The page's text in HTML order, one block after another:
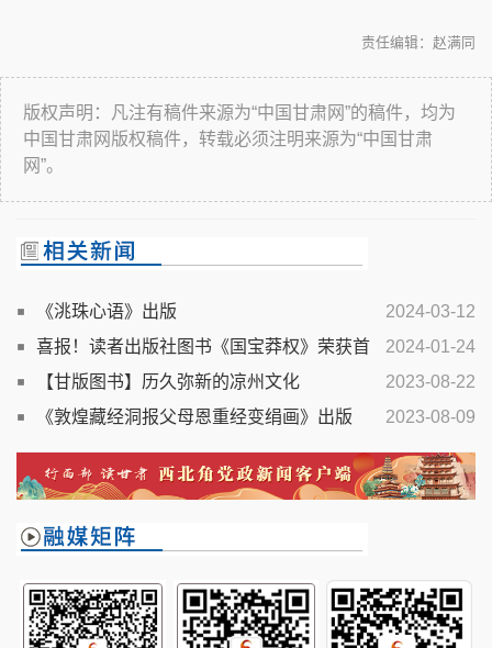
责任编辑：赵满同
版权声明：凡注有稿件来源为“中国甘肃网”的稿件，均为
中国甘肃网版权稿件，转载必须注明来源为“中国甘肃
网”。
2024-03-12
《洮珠心语》出版
2024-01-24
喜报！读者出版社图书《国宝莽权》荣获首
届“新莽权衡文艺奖”文学类一等奖
2023-08-22
【甘版图书】历久弥新的凉州文化
2023-08-09
《敦煌藏经洞报父母恩重经变绢画》出版